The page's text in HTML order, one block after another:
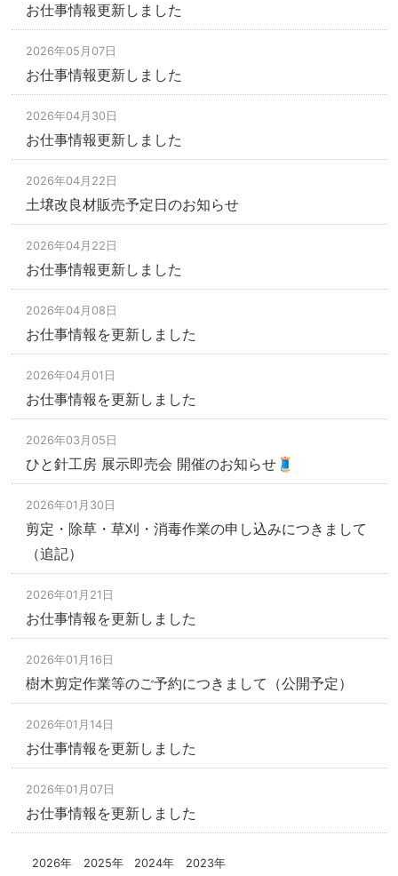
お仕事情報更新しました
2026年05月07日
お仕事情報更新しました
2026年04月30日
お仕事情報更新しました
2026年04月22日
土壌改良材販売予定日のお知らせ
2026年04月22日
お仕事情報更新しました
2026年04月08日
お仕事情報を更新しました
2026年04月01日
お仕事情報を更新しました
2026年03月05日
ひと針工房 展示即売会 開催のお知らせ🧵
2026年01月30日
剪定・除草・草刈・消毒作業の申し込みにつきまして
（追記）
2026年01月21日
お仕事情報を更新しました
2026年01月16日
樹木剪定作業等のご予約につきまして（公開予定）
2026年01月14日
お仕事情報を更新しました
2026年01月07日
お仕事情報を更新しました
2026年 2025年 2024年 2023年